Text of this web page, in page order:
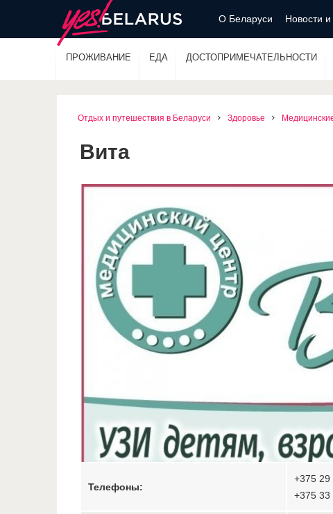
О Беларуси Новости
ПРОЖИВАНИЕ ЕДА ДОСТОПРИМЕЧАТЕЛЬНОСТИ
Отдых и путешествия в Беларуси Здоровье
Вита
Телефоны:
+375 29
+375 33